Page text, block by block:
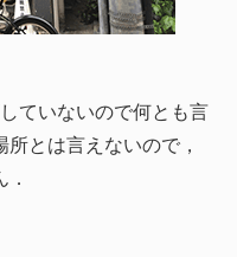
ていないので何とも言
とは言えないので，